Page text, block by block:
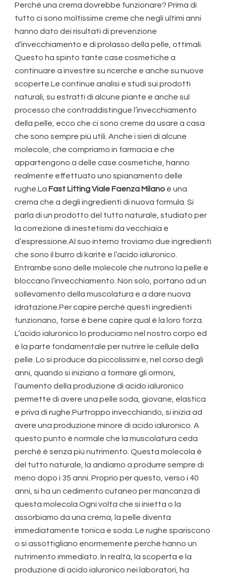
Perché una crema dovrebbe funzionare? Prima di
tutto ci sono moltissime creme che negli ultimi anni
hanno dato dei risultati di prevenzione
d’invecchiamento e di prolasso della pelle, ottimali.
Questo ha spinto tante case cosmetiche a
continuare a investire su ricerche e anche su nuove
scoperte.Le continue analisi e studi sui prodotti
naturali, su estratti di alcune piante e anche sul
processo che contraddistingue l’invecchiamento
della pelle, ecco che ci sono creme da usare a casa
che sono sempre più utili. Anche i sieri di alcune
molecole, che compriamo in farmacia e che
appartengono a delle case cosmetiche, hanno
realmente effettuato uno spianamento delle
rughe.La Fast Lifting Viale Faenza Milanoè una
crema che a degli ingredienti di nuova formula. Si
parla di un prodotto del tutto naturale, studiato per
la correzione di inestetismi da vecchiaia e
d’espressione.Al suo interno troviamo due ingredienti
che sono il burro di karité e l’acido ialuronico.
Entrambe sono delle molecole che nutrono la pelle e
bloccano l’invecchiamento. Non solo, portano ad un
sollevamento della muscolatura e a dare nuova
idratazione.Per capire perché questi ingredienti
funzionano, forse è bene capire qual è la loro forza.
L’acido ialuronico lo produciamo nel nostro corpo ed
è la parte fondamentale per nutrire le cellule della
pelle. Lo si produce da piccolissimi e, nel corso degli
anni, quando si iniziano a formare gli ormoni,
l’aumento della produzione di acido ialuronico
permette di avere una pelle soda, giovane, elastica
e priva di rughe.Purtroppo invecchiando, si inizia ad
avere una produzione minore di acido ialuronico. A
questo punto è normale che la muscolatura ceda
perché è senza più nutrimento. Questa molecola è
del tutto naturale, la andiamo a produrre sempre di
meno dopo i 35 anni. Proprio per questo, verso i 40
anni, si ha un cedimento cutaneo per mancanza di
questa molecola.Ogni volta che si inietta o la
assorbiamo da una crema, la pelle diventa
immediatamente tonica e soda. Le rughe spariscono
o si assottigliano enormemente perché hanno un
nutrimento immediato. In realtà, la scoperta e la
produzione di acido ialuronico nei laboratori, ha